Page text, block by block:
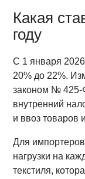
Какая
году
С 1 января
20% до 22%.
законом № 425-
внутренний
и ввоз товаров
Для
нагрузки на
текстиля,